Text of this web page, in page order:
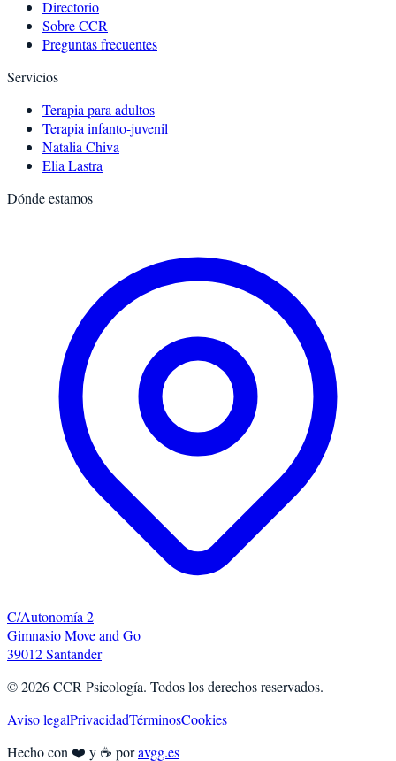
Directorio
Sobre CCR
Preguntas frecuentes
Servicios
Terapia para adultos
Terapia infanto-juvenil
Natalia Chiva
Elia Lastra
Dónde estamos
C/Autonomía 2
Gimnasio Move and Go
39012 Santander
©2026CCR Psicología. Todos los derechos reservados.
Aviso legalPrivacidadTérminosCookies
Hecho con ❤️ y ☕ poravgg.es